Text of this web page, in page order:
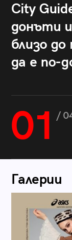
City
донъти
близо до
да е по-
01 /
Галерии